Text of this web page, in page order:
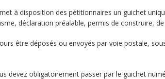
à disposition des pétitionnaires un guichet
déclaration préalable, permis de construire,
être déposés ou envoyés par voie postale,
devez obligatoirement passer par le guichet